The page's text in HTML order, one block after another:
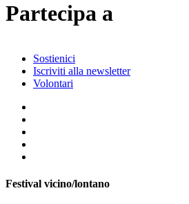
Partecipa a
Sostienici
Iscriviti alla newsletter
Volontari
Festival vicino/lontano